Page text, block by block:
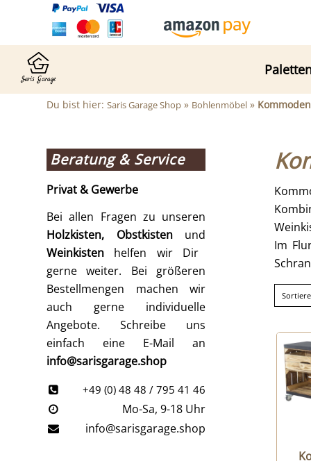
Du bist hier: Saris Garage Shop » Bohlenmöbel »
Im
Beratung & Service
Privat & Gewerbe
Bei allen Fragen zu unseren
Holzkisten, Obstkisten und
Weinkisten helfen wir Dir
gerne weiter. Bei größeren
Bestellmengen machen wir
auch gerne individuelle
Angebote. Schreibe uns
einfach eine E-Mail an
info@sarisgarage.shop
+49 (0) 48 48 / 795 41 46
Mo-Sa, 9-18 Uhr
info@sarisgarage.shop